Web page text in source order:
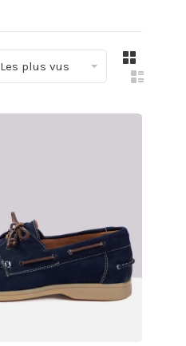
▾
Les plus vus